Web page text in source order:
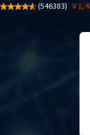
(546383) ￥